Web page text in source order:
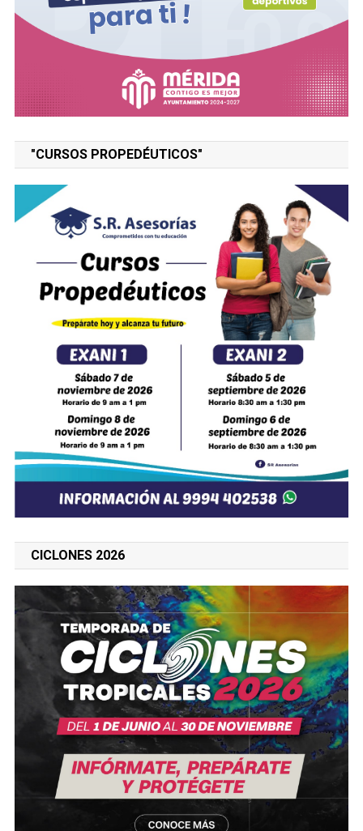
"CURSOS PROPEDÉUTICOS"
CICLONES 2026